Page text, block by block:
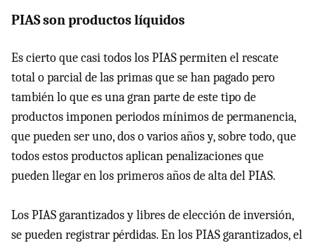
PIAS son productos líquidos
Es cierto que casi todos los PIAS permiten el rescate
total o parcial de las primas que se han pagado pero
también lo que es una gran parte de este tipo de
productos imponen periodos mínimos de permanencia,
que pueden ser uno, dos o varios años y, sobre todo, que
todos estos productos aplican penalizaciones que
pueden llegar en los primeros años de alta del PIAS.
Los PIAS garantizados y libres de elección de inversión,
se pueden registrar pérdidas. En los PIAS garantizados, el